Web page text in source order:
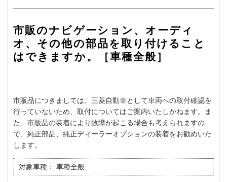
市販のナビゲーション、オーディ
オ、その他の部品を取り付けること
はできますか。［車種全般］
市販品につきましては、三菱自動車として車両への取付確認を
行っていないため、取付についてはご案内いたしかねます。ま
た、市販品の装着により故障が起こる場合も考えられますの
で、純正部品、純正ディーラーオプションの装着をお勧めいた
します。
対象車種： 車種全般